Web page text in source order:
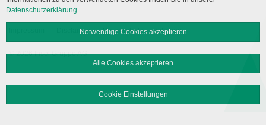
Disclaimer Datenschutz Sitemap
© 2026 Insel Gruppe AG
Datenschutzerklärung.
Notwendige Cookies akzeptieren
Alle Cookies akzeptieren
Cookie Einstellungen